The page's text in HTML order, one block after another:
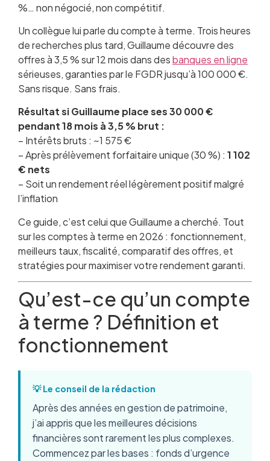
%… non négocié, non compétitif.
Un collègue lui parle du compte à terme. Trois heures
de recherches plus tard, Guillaume découvre des
offres à 3,5 % sur 12 mois dans desbanques en ligne
sérieuses, garanties par le FGDR jusqu’à 100 000 €.
Sans risque. Sans frais.
Résultat si Guillaume place ses 30 000 €
pendant 18 mois à 3,5 % brut :
– Intérêts bruts : ~1 575 €
– Après prélèvement forfaitaire unique (30 %) : 1 102
€ nets
– Soit un rendement réel légèrement positif malgré
l’inflation
Ce guide, c’est celui que Guillaume a cherché. Tout
sur les comptes à terme en 2026 : fonctionnement,
meilleurs taux, fiscalité, comparatif des offres, et
stratégies pour maximiser votre rendement garanti.
Qu’est-ce qu’un compte
à terme ? Définition et
fonctionnement
💡 Le conseil de la rédaction
Après des années en gestion de patrimoine,
j’ai appris que les meilleures décisions
financières sont rarement les plus complexes.
Commencez par les bases : fonds d’urgence